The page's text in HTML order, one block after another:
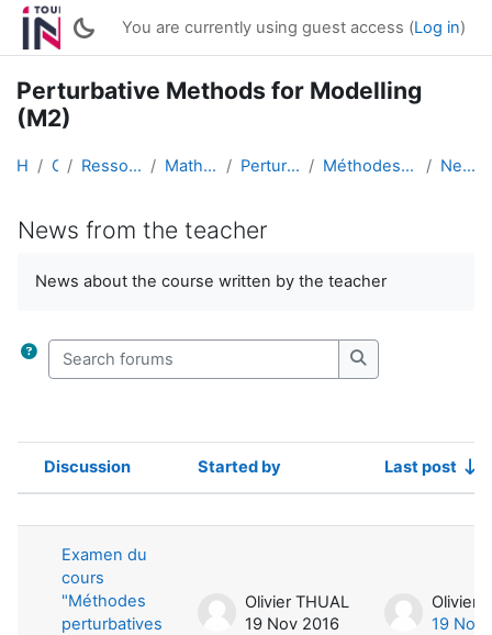
Skip to main content
You are currently using guest access (Log in)
Perturbative Methods for Modelling
(M2)
Home Courses Ressources ouvertes enseignantes Mathématiques et Informatique Perturbative Methods for Modelling Méthodes perturbatives pour la modélisation / Pert... News from the teacher
News from the teacher
News about the course written by the teacher
Search forums
Search forums
Status
Discussion Started by Last post
Examen du
cours
"Méthodes
perturbatives
Olivier THUAL
19 Nov 2016
Olivier
19 Nov